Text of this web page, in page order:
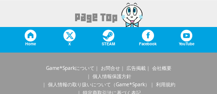
Home X STEAM Facebook YouTube
Game*Sparkについて お問合せ 広告掲載
会社概要
個人情報保護方針
個人情報の取り扱いについて（Game*Spark）
利用規約
特定商取引法に基づく表記